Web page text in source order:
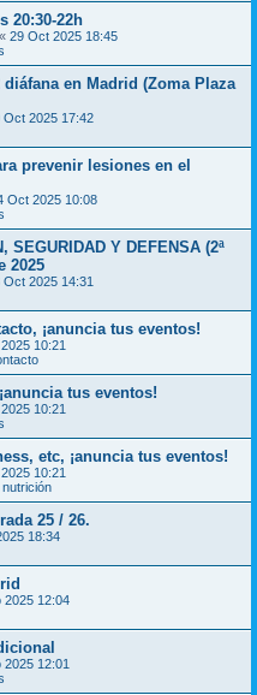
20:30-22h
« 29 Oct 2025 18:45
en Madrid (Zoma Plaza
Oct 2025 17:42
prevenir lesiones en el
Oct 2025 10:08
SEGURIDAD Y DEFENSA (2ª
2025
Oct 2025 14:31
¡anuncia tus eventos!
10:21
tus eventos!
10:21
etc, ¡anuncia tus eventos!
10:21
25 / 26.
18:34
2025 12:04
2025 12:01